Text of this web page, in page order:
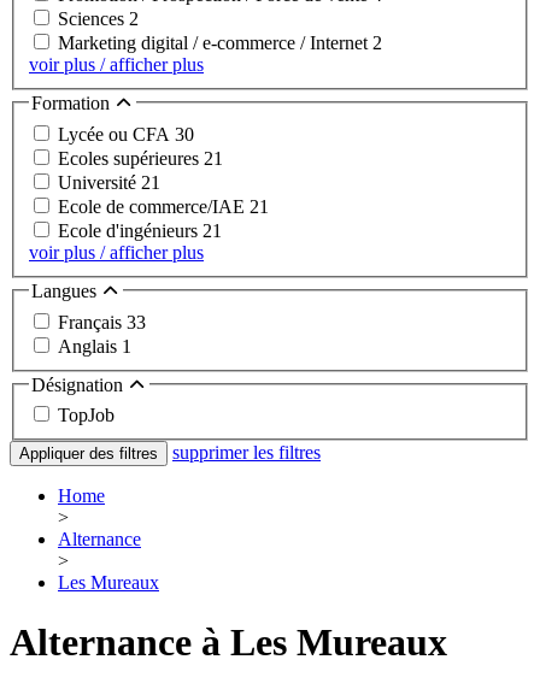
Sciences 2
Marketing digital / e-commerce / Internet2
voir plus / afficher plus
Formation
Lycée ou CFA 30
Ecoles supérieures 21
Université 21
Ecole de commerce/IAE 21
Ecole d'ingénieurs 21
voir plus / afficher plus
Langues
Français 33
Anglais 1
Désignation
TopJob
Appliquer des filtres supprimer les filtres
Home
>
Alternance
>
Les Mureaux
Alternance à Les Mureaux